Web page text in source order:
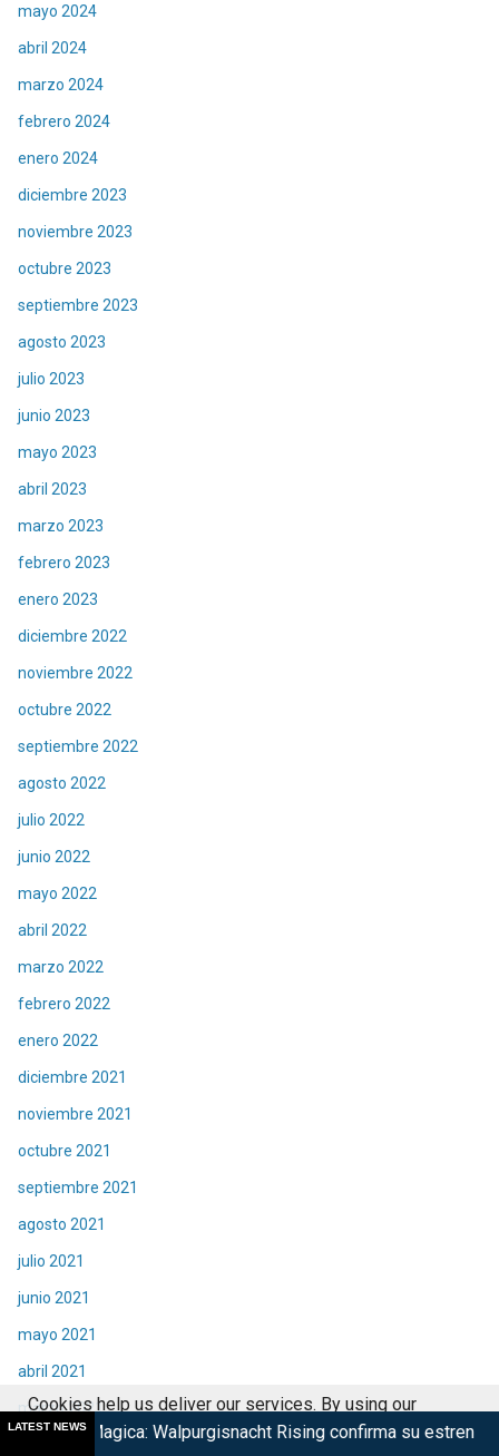
mayo 2024
abril 2024
marzo 2024
febrero 2024
enero 2024
diciembre 2023
noviembre 2023
octubre 2023
septiembre 2023
agosto 2023
julio 2023
junio 2023
mayo 2023
abril 2023
marzo 2023
febrero 2023
enero 2023
diciembre 2022
noviembre 2022
octubre 2022
septiembre 2022
agosto 2022
julio 2022
junio 2022
mayo 2022
abril 2022
marzo 2022
febrero 2022
enero 2022
diciembre 2021
noviembre 2021
octubre 2021
septiembre 2021
agosto 2021
julio 2021
junio 2021
mayo 2021
abril 2021
marzo 2021
LATEST NEWS
Walpurgisnacht Rising confirma su estreno Taquilla de
Cookies help us deliver our services. By using our
services, you agree to our use of cookies.
Got it